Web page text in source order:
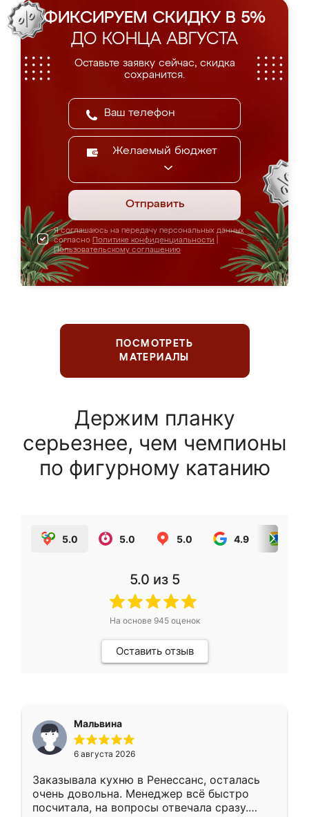
ФИКСИРУЕМ СКИДКУ В 5%
ДО КОНЦА АВГУСТА
Оставьте заявку сейчас, скидка
сохранится.
Желаемый бюджет
Отправить
Я соглашаюсь на передачу персональных данных
согласно Политике конфиденциальности
Пользовательскому соглашению
ПОСМОТРЕТЬ
МАТЕРИАЛЫ
Держим планку
серьезнее, чем чемпионы
по фигурному катанию
5.0 5.0 5.0 4.9
5.0 из 5
На основе 945оценок
Оставить отзыв
Мальвина
6 августа 2026
Заказывала кухню в Ренессанс, осталась
очень довольна. Менеджер всё быстро
посчитала, на вопросы отвечала сразу.